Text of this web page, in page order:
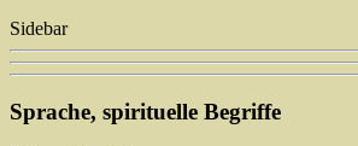
Sidebar
Sprache, spirituelle Begriffe